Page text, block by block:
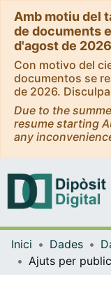
Amb motiu del
de documents
d'agost de
Con motivo del
documentos se
de 2026.
Due to the
resume starting
any
Inici Dades